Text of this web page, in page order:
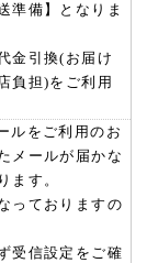
準備】となりま
金引換(お届け
負担)をご利用
ルをご利用のお
メールが届かな
ます。
っておりますの
受信設定をご確